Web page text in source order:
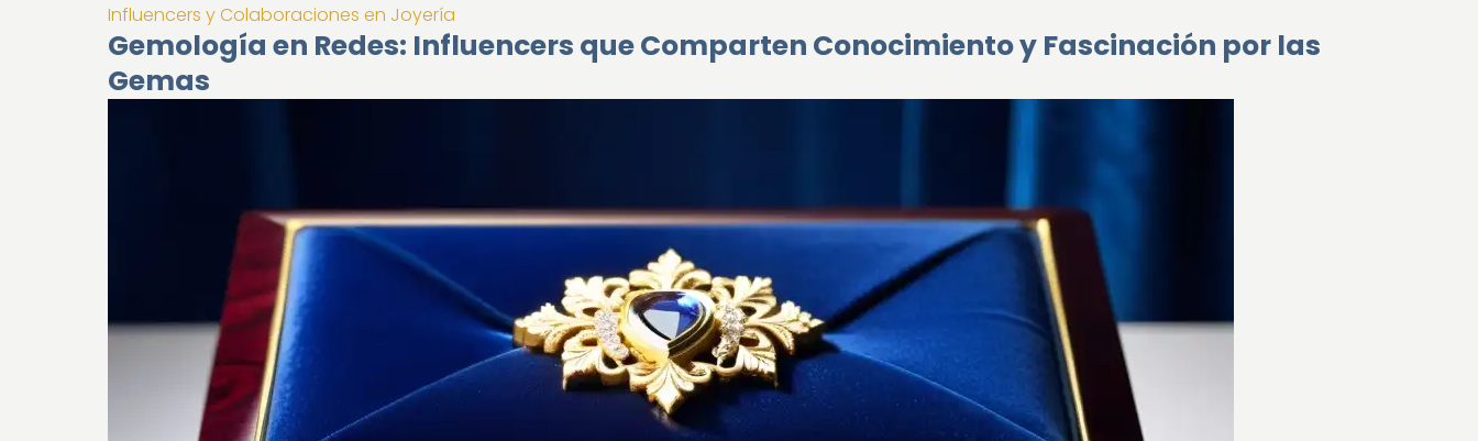
Influencers y Colaboraciones en Joyería
Gemología en Redes: Influencers que Comparten Conocimiento y Fascinación por las
Gemas